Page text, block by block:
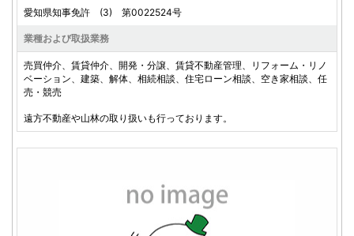
愛知県知事免許 (3) 第0022524号
業種および取扱業務
売買仲介、賃貸仲介、開発・分譲、賃貸不動産管理、リフォーム・リノ
ベーション、建築、解体、相続相談、住宅ローン相談、空き家相談、任
売・競売
遠方不動産や山林の取り扱いも行っております。